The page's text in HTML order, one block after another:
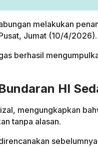
melakukan
Jumat (10/4/2026).
berhasil
HI
mengungkapkan
tanpa alasan.